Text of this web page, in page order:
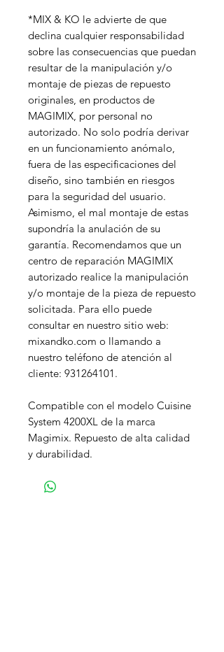
*MIX & KO le advierte de que
declina cualquier responsabilidad
sobre las consecuencias que puedan
resultar de la manipulación y/o
montaje de piezas de repuesto
originales, en productos de
MAGIMIX, por personal no
autorizado. No solo podría derivar
en un funcionamiento anómalo,
fuera de las especificaciones del
diseño, sino también en riesgos
para la seguridad del usuario.
Asimismo, el mal montaje de estas
supondría la anulación de su
garantía. Recomendamos que un
centro de reparación MAGIMIX
autorizado realice la manipulación
y/o montaje de la pieza de repuesto
solicitada. Para ello puede
consultar en nuestro sitio web:
mixandko.com o llamando a
nuestro teléfono de atención al
cliente: 931264101.
Compatible con el modelo Cuisine
System 4200XL de la marca
Magimix. Repuesto de alta calidad
y durabilidad.